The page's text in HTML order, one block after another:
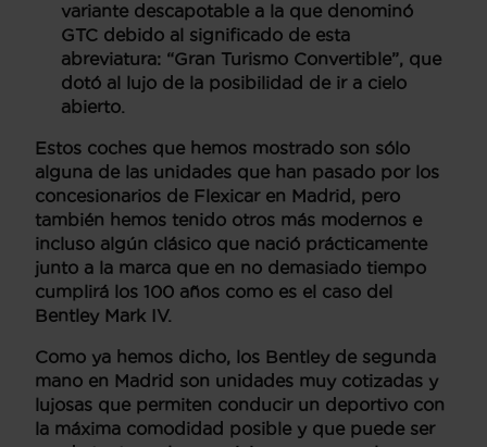
variante descapotable a la que denominó
GTC debido al significado de esta
abreviatura: “Gran Turismo Convertible”, que
dotó al lujo de la posibilidad de ir a cielo
abierto.
Estos coches que hemos mostrado son sólo
alguna de las unidades que han pasado por los
concesionarios de Flexicar en Madrid, pero
también hemos tenido otros más modernos e
incluso algún clásico que nació prácticamente
junto a la marca que en no demasiado tiempo
cumplirá los 100 años como es el caso del
Bentley Mark IV.
Como ya hemos dicho, los Bentley de segunda
mano en Madrid son unidades muy cotizadas y
lujosas que permiten conducir un deportivo con
la máxima comodidad posible y que puede ser